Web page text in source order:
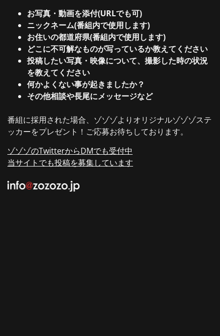
お写真・動画を添付(URLでも可)
ニックネーム(番組内で使用します)
お住いの都道府県(番組内で使用します)
どこに不可解なものが写っているか教えてください
投稿したい写真・映像について、撮影した時の状況
を教えてください
何かよくない事が起きましたか？
その他相談や長尾にメッセージなど
番組に採用された場合、ゾゾゾよりオリジナルゾゾゾステ
ッカーをプレゼント！ご応募お待ちしております。
ゾゾゾのTwitterからDMでも受付中
当サイトでも投稿を募集しています